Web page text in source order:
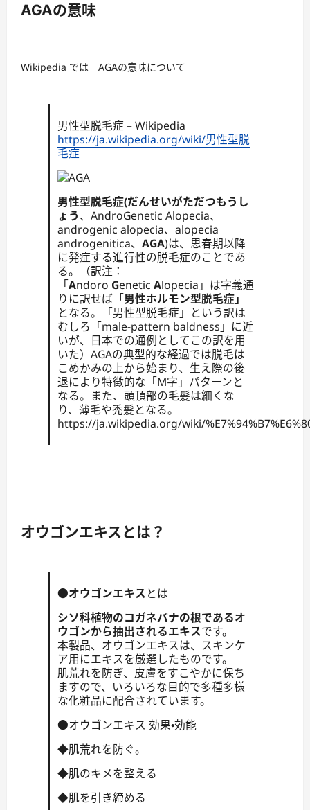
AGAの意味
Wikipedia では AGAの意味について
男性型脱毛症 – Wikipedia
https://ja.wikipedia.org/wiki/男性型脱
毛症
男性型脱毛症(だんせいがただつもうし
ょう、AndroGenetic Alopecia、
androgenic alopecia、alopecia
androgenitica、 AGA)は、思春期以降
に発症する進行性の脱毛症のことであ
る。（訳注：
「Andoro Genetic Alopecia」は字義通
りに訳せば「男性ホルモン型脱毛症」
となる。「男性型脱毛症」という訳は
むしろ「male-pattern baldness」に近
いが、日本での通例としてこの訳を用
いた）AGAの典型的な経過では脱毛は
こめかみの上から始まり、生え際の後
退により特徴的な「M字」パターンと
なる。また、頭頂部の毛髪は細くな
り、薄毛や禿髪となる。
https://ja.wikipedia.org/wiki/
オウゴンエキスとは？
●オウゴンエキスとは
シソ科植物のコガネバナの根であるオ
ウゴンから抽出されるエキスです。
本製品、オウゴンエキスは、スキンケ
ア用にエキスを厳選したものです。
肌荒れを防ぎ、皮膚をすこやかに保ち
ますので、いろいろな目的で多種多様
な化粧品に配合されています。
●オウゴンエキス 効果・効能
◆肌荒れを防ぐ。
◆肌のキメを整える
◆肌を引き締める